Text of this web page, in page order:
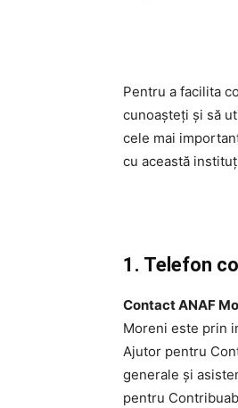
Pentru a facilita
cunoașteți și să
cele mai
cu această
1. Telefon
Contact ANAF
Moreni este prin
Ajutor pentru
generale și
pentru